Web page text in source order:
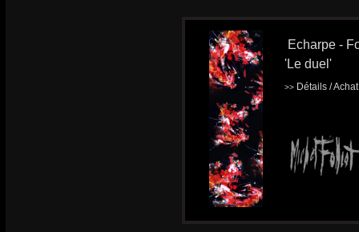
Echarpe -
'Le duel'
>> Détails /